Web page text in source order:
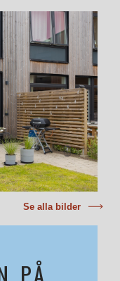
Se alla bilder
PÅ